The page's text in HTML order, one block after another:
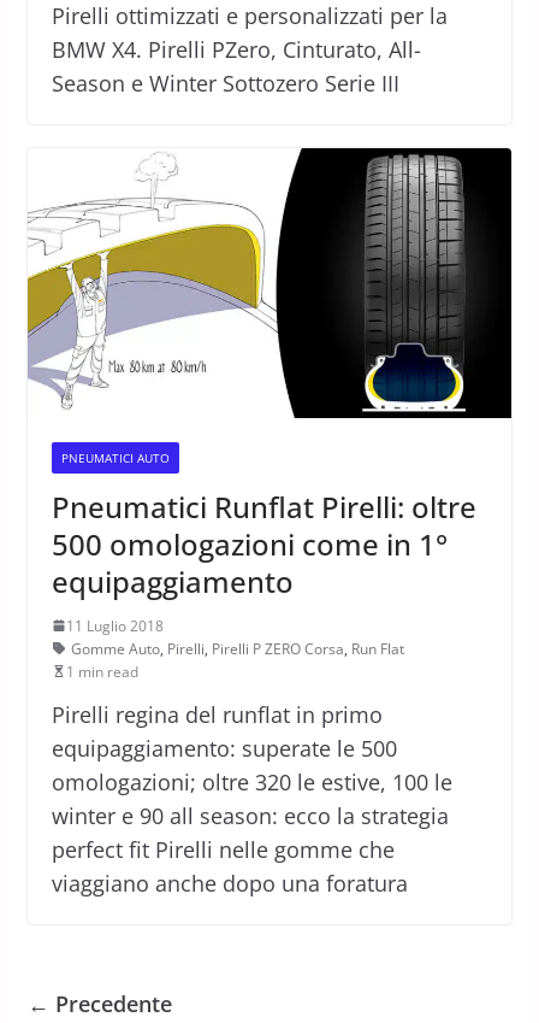
Pirelli ottimizzati e personalizzati per la
BMW X4. Pirelli PZero, Cinturato, All-
Season e Winter Sottozero Serie III
PNEUMATICI AUTO
Pneumatici Runflat Pirelli: oltre
500 omologazioni come in 1°
equipaggiamento
11 Luglio 2018
Gomme Auto, Pirelli, Pirelli P ZERO Corsa, Run Flat
1 min read
Pirelli regina del runflat in primo
equipaggiamento: superate le 500
omologazioni; oltre 320 le estive, 100 le
winter e 90 all season: ecco la strategia
perfect fit Pirelli nelle gomme che
viaggiano anche dopo una foratura
← Precedente